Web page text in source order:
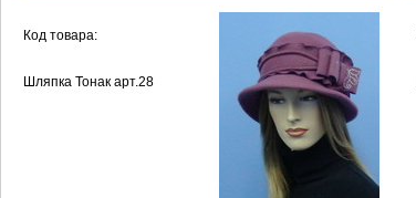
Код товара:
Шляпка Тонак арт.28